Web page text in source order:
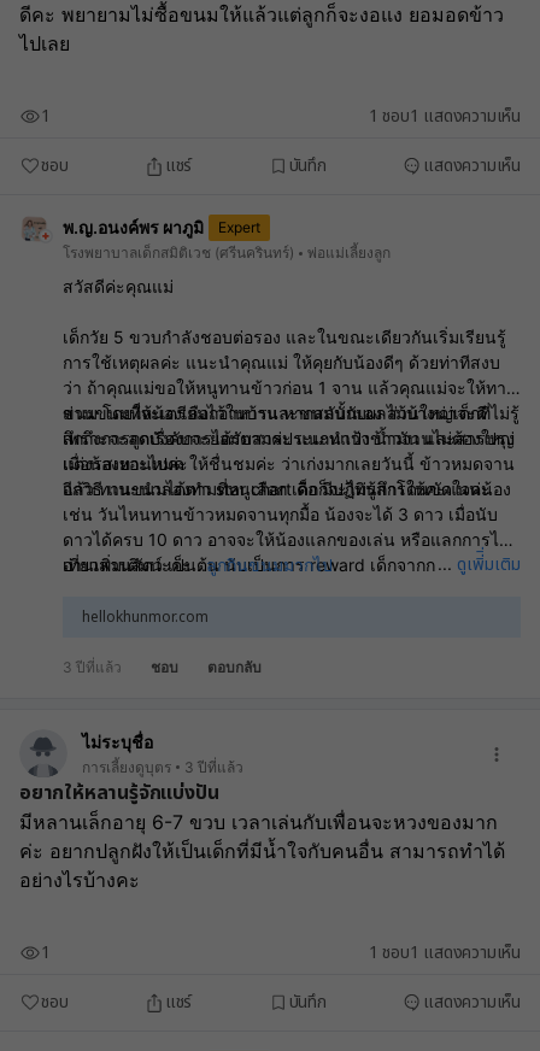
ดีคะ พยายามไม่ซื้อขนมให้แล้วแต่ลูกก็จะงอแง ยอมอดข้าว
ไปเลย
ชอบ แชร์ บันทึก แสดงความเห็น
1 1 ชอบ1 แสดงความเห็น
พ.ญ.อนงค์พร ผาภูมิ
Expert
โรงพยาบาลเด็กสมิติเวช (ศรีนครินทร์)
พ่อแม่เลี้ยงลูก
สวัสดีค่ะคุณแม่
เด็กวัย 5 ขวบกำลังชอบต่อรอง และในขณะเดียวกันเริ่มเรียนรู้
การใช้เหตุผลค่ะ แนะนำคุณแม่ ให้คุยกับน้องดีๆ ด้วยท่าทีสงบ
ว่า ถ้าคุณแม่ขอให้หนูทานข้าวก่อน 1 จาน แล้วคุณแม่จะให้ทาน
ขนม โดยให้น้องเลือกอาหารและขนมนั้นเอง ส่วนใหญ่เด็กที่ไม่รู้
สึกถึงการถูกบังคับจะยอมตามค่ะ แนะนำว่าข้าวจานไม่ต้องใหญ่
เมื่อน้องทานหมด ให้ชื่นชมค่ะ ว่าเก่งมากเลยวันนี้ ข้าวหมดจาน
แล้ว ทานขนมได้ตามที่หนูเลือก เด็กก็จะไม่รู้สึกโดนขัดใจค่ะ
ส่วนขนมที่จะเตรียมไว้ในบ้าน หากสลับกับผลไม้บ้างน่าจะดี
เพราะจะลดเรื่องการได้รับสารประเภทแป้ง น้ำมัน และสารปรุง
แต่งรสเยอะไปค่ะ
อีกวิธี แนะนำลองทำ star chart คือ มีปฏิทินการให้คะแนนน้อง
เช่น วันไหนทานข้าวหมดจานทุกมื้อ น้องจะได้ 3 ดาว เมื่อนับ
ดาวได้ครบ 10 ดาว อาจจะให้น้องแลกของเล่น หรือแลกการไป
เที่ยวสวนสัตว์ เป็นต้น นับเป็นการ reward เด็กจากการตั้ง
อ่านเพิ่มเติมนะคะ ..ลูกกินขนมมากไป ... ดูเพิ่ิ่มเติม
hellokhunmor.com
3 ปีที่แล้ว ชอบ ตอบกลับ
ไม่ระบุชื่อ
การเลี้ยงดูบุตร 3 ปีที่แล้ว
อยากให้หลานรู้จักแบ่งปัน
มีหลานเล็กอายุ 6-7 ขวบ เวลาเล่นกับเพื่อนจะหวงของมาก
ค่ะ อยากปลูกฝังให้เป็นเด็กที่มีน้ำใจกับคนอื่น สามารถทำได้
อย่างไรบ้างคะ
ชอบ แชร์ บันทึก แสดงความเห็น
1 1 ชอบ1 แสดงความเห็น